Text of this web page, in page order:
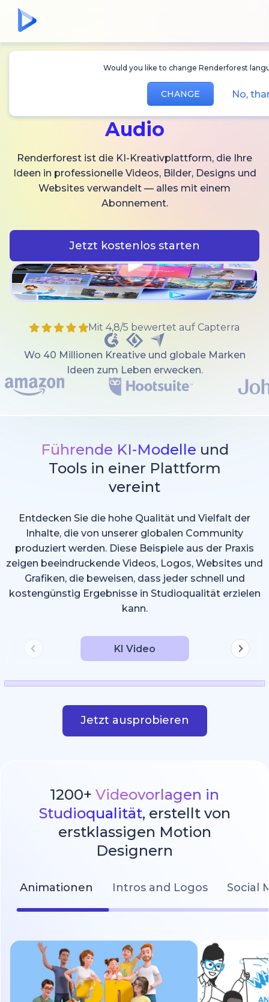
Would you like to change Renderforest
CHANGE No,
Erstellen SieKI-
Bilder und
Audio
Renderforest ist die KI-Kreativplattform, die Ihre
Ideen in professionelle Videos, Bilder, Designs und
Websites verwandelt — alles mit einem
Abonnement.
Jetzt kostenlos starten
Mit 4,8/5 bewertet auf Capterra
Wo 40 Millionen Kreative und globale Marken
Ideen zum Leben erwecken.
Führende KI-Modelle und
Tools in einer Plattform
vereint
Entdecken Sie die hohe Qualität und Vielfalt der
Inhalte, die von unserer globalen Community
produziert werden. Diese Beispiele aus der Praxis
zeigen beeindruckende Videos, Logos, Websites und
Grafiken, die beweisen, dass jeder schnell und
kostengünstig Ergebnisse in Studioqualität erzielen
kann.
KI Video
Jetzt ausprobieren
1200+ Videovorlagen in
Studioqualität, erstellt von
erstklassigen Motion
Designern
Animationen Intros and Logos Social